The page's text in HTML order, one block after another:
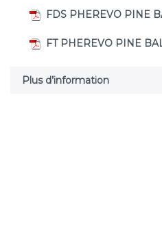
FDS PHEREVO PINE
FT PHEREVO PINE
Plus d’information